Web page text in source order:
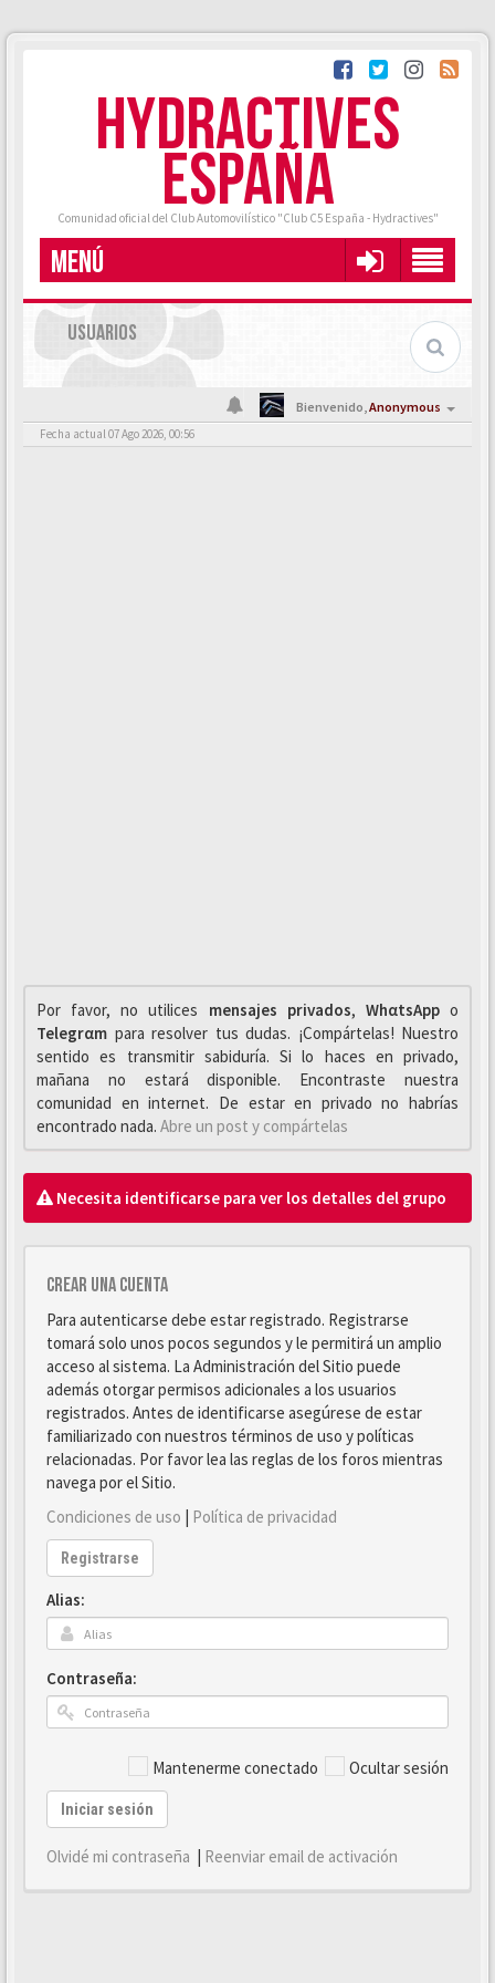
HYDRACTIVES
ESPAÑA
Comunidad oficial del Club Automovilístico "Club C5 España - Hydractives"
MENÚ
USUARIOS
Bienvenido,Anonymous
Fecha actual 07 Ago 2026, 00:56
Por favor, no utilices mensajes privados, WhαtsAppo
Telegrαm para resolver tus dudas. ¡Compártelas! Nuestro
sentido es transmitir sabiduría. Si lo haces en privado,
mañana no estará disponible. Encontraste nuestra
comunidad en internet. De estar en privado no habrías
encontrado nada. Abre un post y compártelas
Necesita identificarse para ver los detalles del grupo
Crear una cuenta
Para autenticarse debe estar registrado. Registrarse
tomará solo unos pocos segundos y le permitirá un amplio
acceso al sistema. La Administración del Sitio puede
además otorgar permisos adicionales a los usuarios
registrados. Antes de identificarse asegúrese de estar
familiarizado con nuestros términos de uso y políticas
relacionadas. Por favor lea las reglas de los foros mientras
navega por el Sitio.
Condiciones de uso | Política de privacidad
Registrarse
Alias:
Contraseña:
Mantenerme conectado Ocultar sesión
Iniciar sesión
Olvidé mi contraseña | Reenviar email de activación